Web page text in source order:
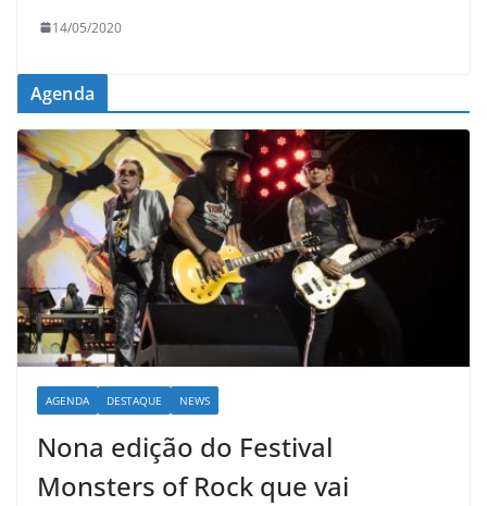
14/05/2020
Agenda
AGENDA DESTAQUE NEWS
Nona edição do Festival
Monsters of Rock que vai